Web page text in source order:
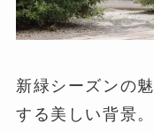
新緑シーズンの
する美しい背景